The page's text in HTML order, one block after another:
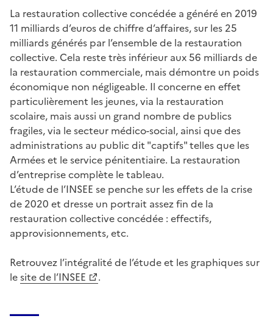
La restauration collective concédée a généré en 2019
11 milliards d’euros de chiffre d’affaires, sur les 25
milliards générés par l’ensemble de la restauration
collective. Cela reste très inférieur aux 56 milliards de
la restauration commerciale, mais démontre un poids
économique non négligeable. Il concerne en effet
particulièrement les jeunes, via la restauration
scolaire, mais aussi un grand nombre de publics
fragiles, via le secteur médico-social, ainsi que des
administrations au public dit "captifs" telles que les
Armées et le service pénitentiaire. La restauration
d’entreprise complète le tableau.
L’étude de l’INSEE se penche sur les effets de la crise
de 2020 et dresse un portrait assez fin de la
restauration collective concédée : effectifs,
approvisionnements, etc.
Retrouvez l’intégralité de l’étude et les graphiques sur
lesite de l’INSEE .